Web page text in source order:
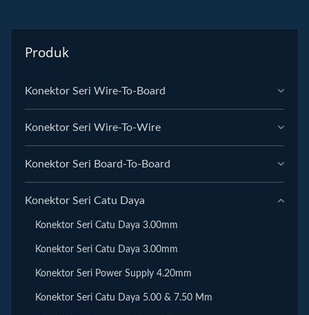
Produk
Konektor Seri Wire-To-Board
Konektor Seri Wire-To-Wire
Konektor Seri Board-To-Board
Konektor Seri Catu Daya
Konektor Seri Catu Daya 3.00mm
Konektor Seri Catu Daya 3.00mm
Konektor Seri Power Supply 4.20mm
Konektor Seri Catu Daya 5.00 & 7.50 Mm